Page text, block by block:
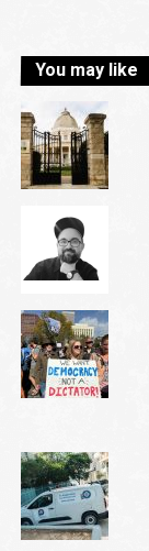
You may like